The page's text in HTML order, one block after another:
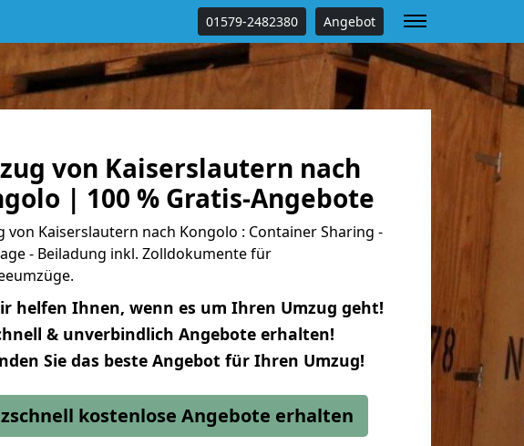
01579-2482380 Angebot
von Kaiserslautern nach
| 100 % Gratis-Angebote
von Kaiserslautern nach Kongolo : Container Sharing -
- Beiladung inkl. Zolldokumente für
helfen Ihnen, wenn es um Ihren Umzug geht!
& unverbindlich Angebote erhalten!
Sie das beste Angebot für Ihren Umzug!
kostenlose Angebote erhalten